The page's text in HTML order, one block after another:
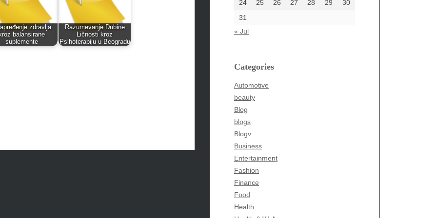
zdravlja
kroz balansirane
suplemente
Razumevanje Dubine
Ličnosti kroz
Psihoterapiju u Beogradu
24
25 26 27 28 29
30
31
« Jul
Categories
Automotive
beauty
Blog
blogs
Blogv
Business
Entertainment
Fashion
Finance
Food
Health
& Wellness